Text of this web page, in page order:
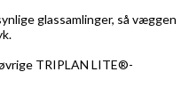
glassamlinger, så væggen
TRIPLAN LITE®-